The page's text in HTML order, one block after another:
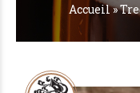
Accueil»